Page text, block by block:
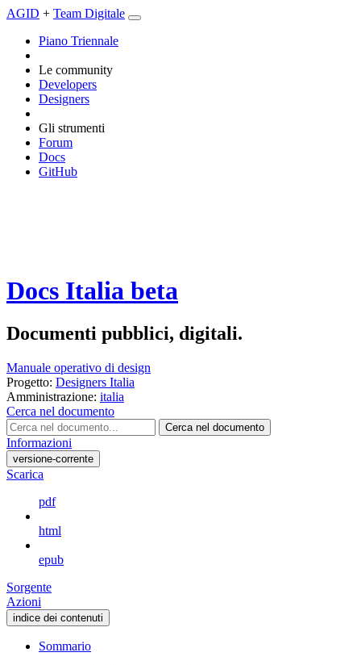
AGID + Team Digitale
Piano Triennale
Le community
Developers
Designers
Gli strumenti
Forum
Docs
GitHub
Docs Italia beta
Documenti pubblici, digitali.
Manuale operativo di design
Progetto: Designers Italia
Amministrazione: italia
Cerca nel documento
Cerca nel documento
Informazioni
versione-corrente
Scarica
pdf
html
epub
Sorgente
Azioni
indice dei contenuti
Sommario